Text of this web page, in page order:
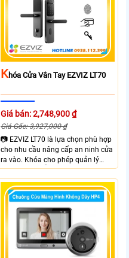
năng an ninh như Cảnh báo phá
hoại và kiểm soát ra vào từ xa
ngay trên điện thoại
KHóa Cửa Vân Tay EZVIZ LT70
Giá bán: 2,748,900 ₫
Giá Gốc: 3,927,000 ₫
📷 EZVIZ LT70 là lựa chọn phù hợp
cho nhu cầu nâng cấp an ninh cửa
ra vào. Khóa cho phép quản lý
người dùng dễ dàng theo dõi trạng
thái hoạt động và hỗ trợ cảnh báo
thông minh qua điện thoại. Khóa
cửa mang lại sự tiện lợi nhờ sự linh
hoạt trong cách sử dụng như vân
tay, mật khẩu và thẻ từ đảm bảo
kiểm soát ra vào hiệu quả.